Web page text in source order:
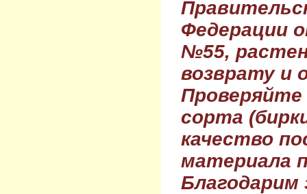
Федерации
№55,
возврату и
Проверяйте
сорта
качество
материала
Благодарим